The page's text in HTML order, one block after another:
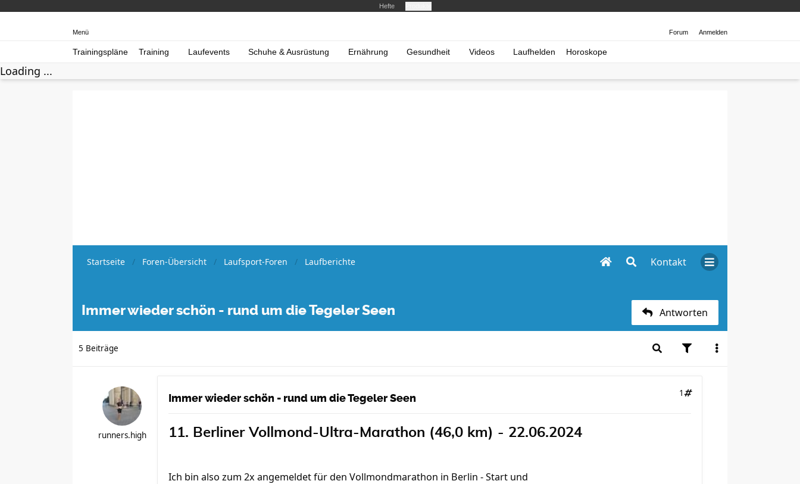
Hefte
Forum Anmelden
Menü
Trainingspläne Training Laufevents Schuhe & Ausrüstung Ernährung Gesundheit Videos Laufhelden Horoskope
Loading ...
Kontakt
Startseite Foren-Übersicht Laufsport-Foren Laufberichte
Immer wieder schön - rund um die Tegeler Seen Antworten
5 Beiträge
runners.high
Immer wieder schön - rund um die Tegeler Seen 1
11. Berliner Vollmond-Ultra-Marathon (46,0 km) - 22.06.2024
Ich bin also zum 2x angemeldet für den Vollmondmarathon in Berlin - Start und